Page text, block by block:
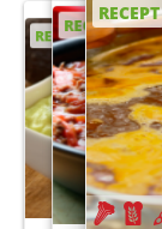
RECEPT
RECEPT
RECEPT